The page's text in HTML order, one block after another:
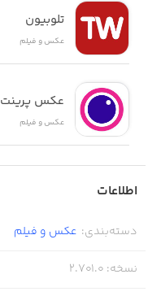
تلوبیون
عکس و فیلم
عکس پرینت
عکس و فیلم
اطلاعات
دسته‌بندی: عکس و فیلم
نسخه:
2.701.0